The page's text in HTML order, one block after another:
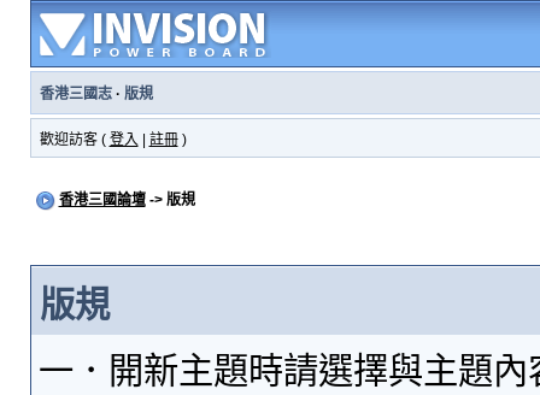
香港三國志· 版規
歡迎訪客 ( 登入 註冊)
香港三國論壇-> 版規
版規
一．開新主題時請選擇與主題